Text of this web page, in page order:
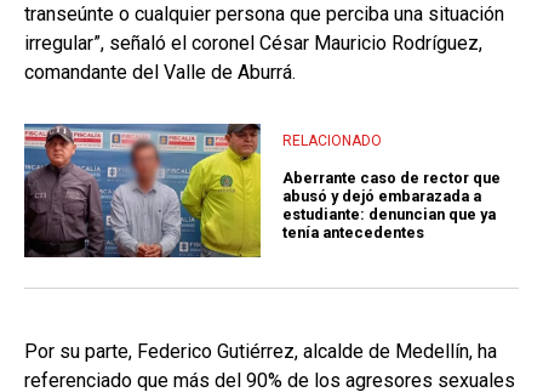
transeúnte o cualquier persona que perciba una situación
irregular”, señaló el coronel César Mauricio Rodríguez,
comandante del Valle de Aburrá.
RELACIONADO
Aberrante caso de rector que
abusó y dejó embarazada a
estudiante: denuncian que ya
tenía antecedentes
Por su parte, Federico Gutiérrez, alcalde de Medellín, ha
referenciado que más del 90% de los agresores sexuales